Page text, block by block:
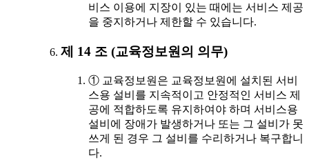
비스 이용에 지장이 있는 때에는 서비스 제공
을 중지하거나 제한할 수 있습니다.
제 14 조 (교육정보원의 의무)
① 교육정보원은 교육정보원에 설치된 서비
스용 설비를 지속적이고 안정적인 서비스 제
공에 적합하도록 유지하여야 하며 서비스용
설비에 장애가 발생하거나 또는 그 설비가 못
쓰게 된 경우 그 설비를 수리하거나 복구합니
다.